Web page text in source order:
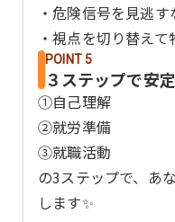
・危険信号を見逃
・視点を切り替え
POINT 5
３ステップで安
①自己理解
②就労準備
③就職活動
の3ステップで、あ
します✨